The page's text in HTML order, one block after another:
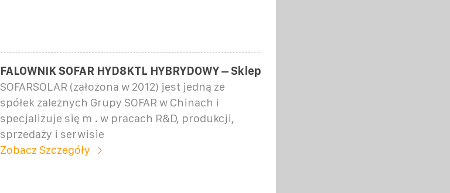
FALOWNIK SOFAR HYD8KTL HYBRYDOWY – Sklep
SOFARSOLAR (założona w 2012) jest jedną ze
spółek zależnych Grupy SOFAR w Chinach i
specjalizuje się m . w pracach R&D, produkcji,
sprzedaży i serwisie
Zobacz Szczegóły